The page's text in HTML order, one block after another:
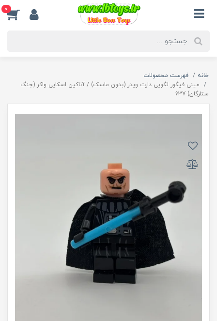
0
خانه
فهرست محصولات
مینی فیگور لگویی دارث ویدر (بدون ماسک) / آناکین اسکایی واکر (جنگ
ستارگان) 637